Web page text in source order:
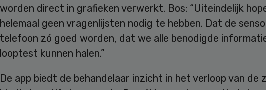
worden direct in grafieken verwerkt. Bos: “Uiteindelijk
helemaal geen vragenlijsten nodig te hebben. Dat de
telefoon zó goed worden, dat we alle benodigde
looptest kunnen halen.”
De app biedt de behandelaar inzicht in het verloop van de